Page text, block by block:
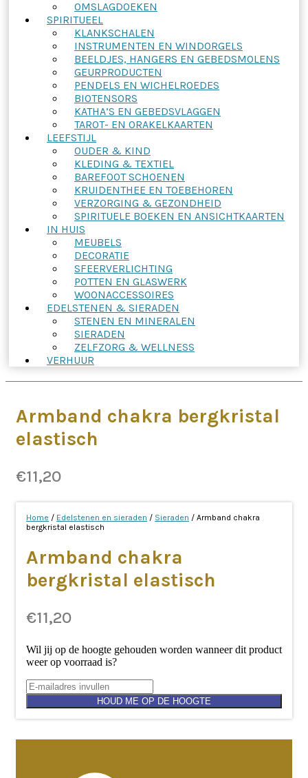
OMSLAGDOEKEN
SPIRITUEEL
KLANKSCHALEN
INSTRUMENTEN EN WINDORGELS
BEELDJES, HANGERS EN GEBEDSMOLENS
GEURPRODUCTEN
PENDELS EN WICHELROEDES
BIOTENSORS
KATHA’S EN GEBEDSVLAGGEN
TAROT- EN ORAKELKAARTEN
LEEFSTIJL
OUDER & KIND
KLEDING & TEXTIEL
BAREFOOT SCHOENEN
KRUIDENTHEE EN TOEBEHOREN
VERZORGING & GEZONDHEID
SPIRITUELE BOEKEN EN ANSICHTKAARTEN
IN HUIS
MEUBELS
DECORATIE
SFEERVERLICHTING
POTTEN EN GLASWERK
WOONACCESSOIRES
EDELSTENEN & SIERADEN
STENEN EN MINERALEN
SIERADEN
ZELFZORG & WELLNESS
VERHUUR
Armband chakra bergkristal
elastisch
€11,20
Home / Edelstenen en sieraden / Sieraden / Armband chakra
bergkristal elastisch
Armband chakra
bergkristal elastisch
€11,20
Wil jij op de hoogte gehouden worden wanneer dit product
weer op voorraad is?
HOUD ME OP DE HOOGTE